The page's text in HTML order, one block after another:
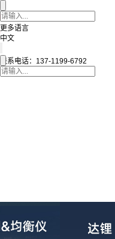
更多语言
中文
联系电话：137-1199-6792